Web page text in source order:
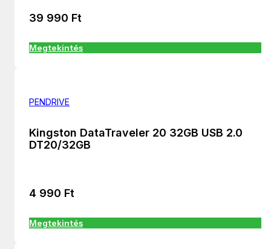
39 990 Ft
Megtekintés
PENDRIVE
Kingston DataTraveler 20 32GB USB 2.0
DT20/32GB
4 990 Ft
Megtekintés